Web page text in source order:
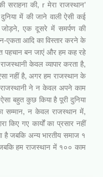
सराहना की, r मेरा राजस्थान’
में की जाने वाली ऐसी कई
जोड़ने, एक दूसरे में समर्पण की
एकता आदि का विस्तार करने के
पहचान बन जाएं और हम कह रहे
केवल व्यापार करता है,
नहीं है, अगर हम राजस्थान के
राजस्थानी ने न केवल अपने काम
बहुत कुछ किया है पूरी दुनिया
सम्मान, न केवल राजस्थान में,
किए गए कार्यों का प्रसार नहीं
जबकि अन्य भारतीय समाज १
हम राजस्थान में १०० काम